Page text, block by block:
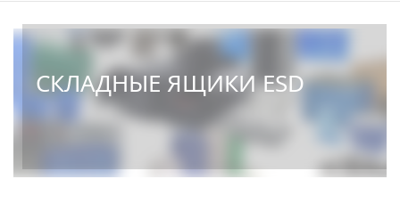
СКЛАДНЫЕ ЯЩИКИ ESD